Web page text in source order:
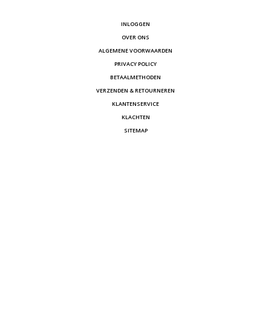
INLOGGEN
OVER ONS
ALGEMENE VOORWAARDEN
PRIVACY POLICY
BETAALMETHODEN
VERZENDEN & RETOURNEREN
KLANTENSERVICE
KLACHTEN
SITEMAP